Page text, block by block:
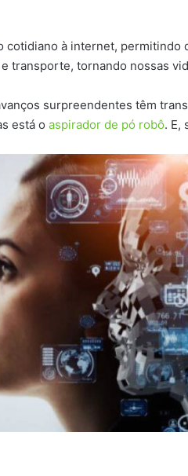
cotidiano à internet,
transporte, tornando nossas
surpreendentes têm
está o aspirador de pó robô. E,